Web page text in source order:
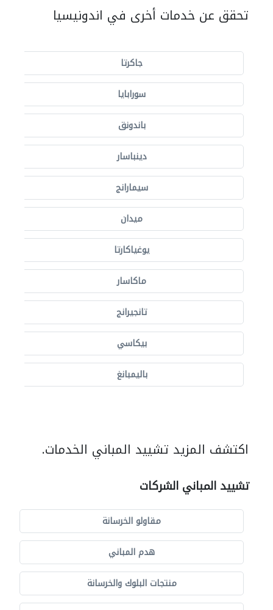
تحقق عن خدمات أخرى في اندونيسيا
جاكرتا
سورابايا
باندونق
دينباسار
سيمارانج
ميدان
يوغياكارتا
ماكاسار
تانجيرانج
بيكاسي
باليمبانغ
اكتشف المزيد تشييد المباني الخدمات.
تشييد المباني الشركات
مقاولو الخرسانة
هدم المباني
منتجات البلوك والخرسانة